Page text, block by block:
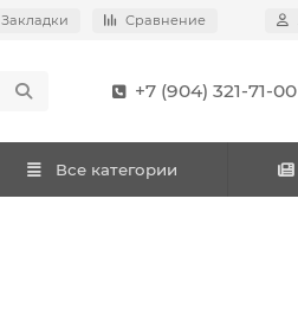
Закладки Сравнение
+7 (904) 321-71-00
Все категории